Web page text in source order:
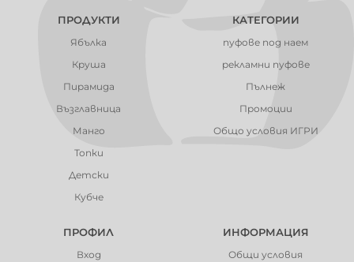
ПРОДУКТИ
Ябълка
Круша
Пирамида
Възглавница
Манго
Топки
Детски
Кубче
КАТЕГОРИИ
пуфове под наем
рекламни пуфове
Пълнеж
Промоции
Общо условия ИГРИ
ПРОФИЛ
Вход
ИНФОРМАЦИЯ
Общи условия